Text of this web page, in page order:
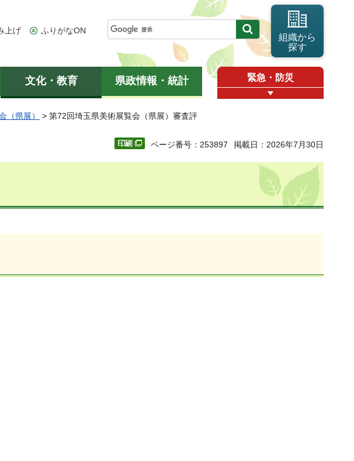
上げ ふりがなON
組織から
探す
文化・教育 県政情報・統計 緊急・防災
（県展） > 第72回埼玉県美術展覧会（県展）審査評
ページ番号：253897 掲載日：2026年7月30日